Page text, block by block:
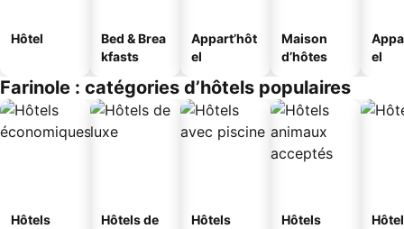
Hôtel
Bed & Brea
kfasts
Appart’hôt
el
Maison
d’hôtes
el
Farinole : catégories d’hôtels populaires
Hôtels
Hôtels de
Hôtels
Hôtels